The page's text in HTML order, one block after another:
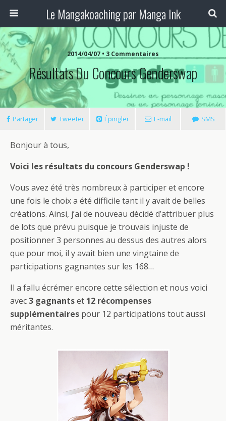
Le Mangakoaching par Manga Ink
2014/04/07 • 3 Commentaires
Résultats Du Concours Genderswap
Partager Tweeter Épingler E-mail SMS
Bonjour à tous,
Voici les résultats du concours Genderswap !
Vous avez été très nombreux à participer et encore
une fois le choix a été difficile tant il y avait de belles
créations. Ainsi, j’ai de nouveau décidé d’attribuer plus
de lots que prévu puisque je trouvais injuste de
positionner 3 personnes au dessus des autres alors
que pour moi, il y avait bien une vingtaine de
participations gagnantes sur les 168…
Il a fallu écrémer encore cette sélection et nous voici
avec3 gagnantset 12 récompenses
supplémentaires pour 12 participations tout aussi
méritantes.